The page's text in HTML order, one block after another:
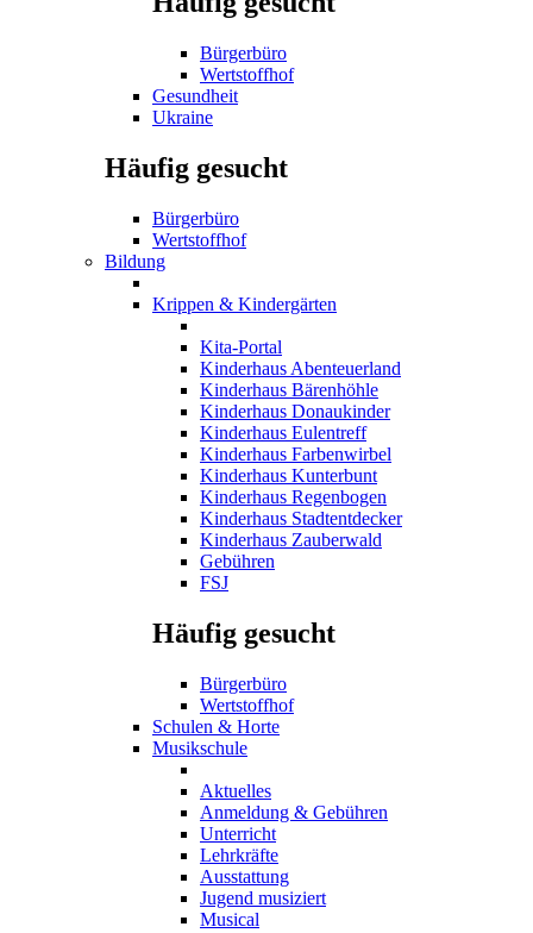
Bürgerbüro
Wertstoffhof
Gesundheit
Ukraine
Häufig gesucht
Bürgerbüro
Wertstoffhof
Bildung
Krippen & Kindergärten
Kita-Portal
Kinderhaus Abenteuerland
Kinderhaus Bärenhöhle
Kinderhaus Donaukinder
Kinderhaus Eulentreff
Kinderhaus Farbenwirbel
Kinderhaus Kunterbunt
Kinderhaus Regenbogen
Kinderhaus Stadtentdecker
Kinderhaus Zauberwald
Gebühren
FSJ
Häufig gesucht
Bürgerbüro
Wertstoffhof
Schulen & Horte
Musikschule
Aktuelles
Anmeldung & Gebühren
Unterricht
Lehrkräfte
Ausstattung
Jugend musiziert
Musical